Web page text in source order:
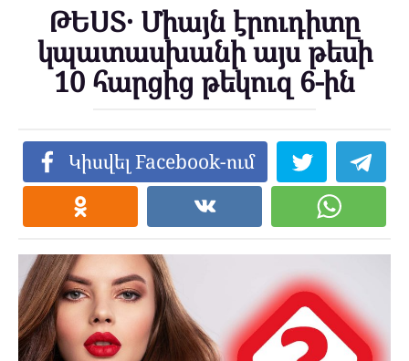
ԹԵՍՏ․ Միայն էրուդիտը
կպատասխանի այս թեսի
10 հարցից թեկուզ 6-ին
Կիսվել Facebook-ում